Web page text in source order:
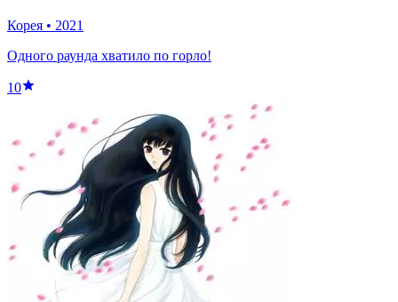
Корея • 2021
Одного раунда хватило по горло!
10